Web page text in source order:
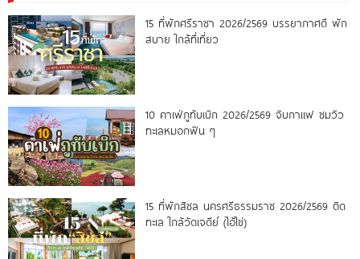
15 ที่พักศรีราชา 2026/2569 บรรยากาศดี พัก
สบาย ใกล้ที่เที่ยว
10 คาเฟ่ภูทับเบิก 2026/2569 จิบกาแฟ ชมวิว
ทะเลหมอกฟิน ๆ
15 ที่พักสิชล นครศรีธรรมราช 2026/2569 ติด
ทะเล ใกล้วัดเจดีย์ (ไอ้ไข่)